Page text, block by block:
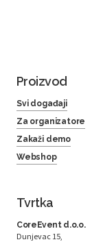
Proizvod
Svi događaji
Za organizatore
Zakaži demo
Webshop
Tvrtka
CoreEvent d.o.o.
Dunjevac 15,